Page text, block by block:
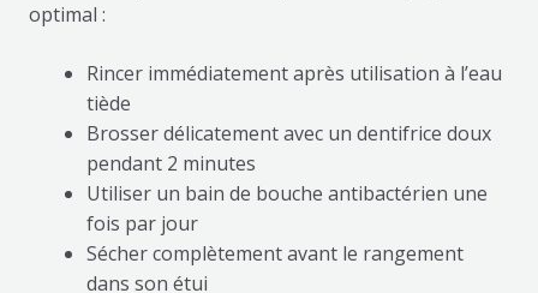
optimal :
Rincer immédiatement après utilisation à l’eau
tiède
Brosser délicatement avec un dentifrice doux
pendant 2 minutes
Utiliser un bain de bouche antibactérien une
fois par jour
Sécher complètement avant le rangement
dans son étui